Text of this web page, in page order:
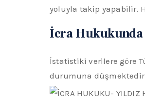
yoluyla takip yapabilir.
İcra Hukukunda
İstatistiki verilere göre
durumuna düşmektedir.